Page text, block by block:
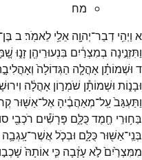
מח
א וַיְהִ֥י דְבַר־יְהוָ֖ה אֵלַ֥י לֵאמֹֽר׃ ב בֶּן־
וַתִּזְנֶ֣ינָה בְמִצְרַ֔יִם בִּנְעוּרֵיהֶ֖ן זָנ֑וּ
ד וּשְׁמוֹתָ֗ן אָהֳלָ֤ה הַגְּדוֹלָה֙
וּבָנ֑וֹת וּשְׁמוֹתָ֕ן שֹׁמְר֣וֹן אָהֳלָ֔ה
וַתַּעְגַּב֙עַֽל־מְאַהֲבֶ֔יהָ אֶל־אַשּׁ֖וּר
בַּח֥וּרֵי חֶ֖מֶדכֻּלָּ֑ם פָּרָשִׁ֕ים רֹכְבֵ֖י
בְּנֵֽי־אַשּׁ֖וּרכֻּלָּ֑ם וּבְכֹ֧לאֲשֶׁר־עָֽגְבָ֛ה
מִמִּצְרַ֙יִם֙לֹ֣אעָזָ֔בָה כִּ֤י אוֹתָהּ֙